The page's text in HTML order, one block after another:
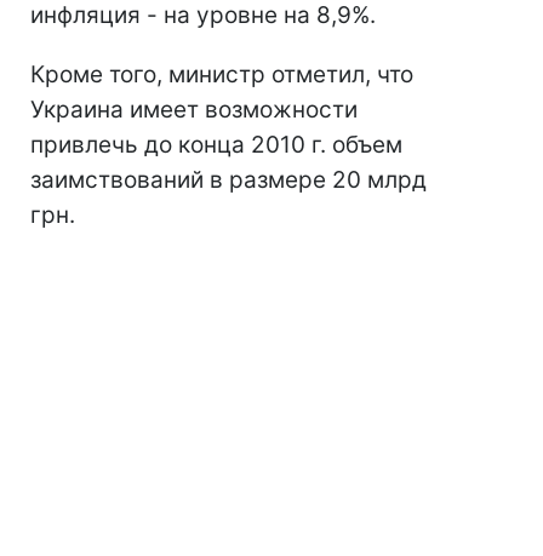
инфляция - на уровне на 8,9%.
Кроме того, министр отметил, что
Украина имеет возможности
привлечь до конца 2010 г. объем
заимствований в размере 20 млрд
грн.